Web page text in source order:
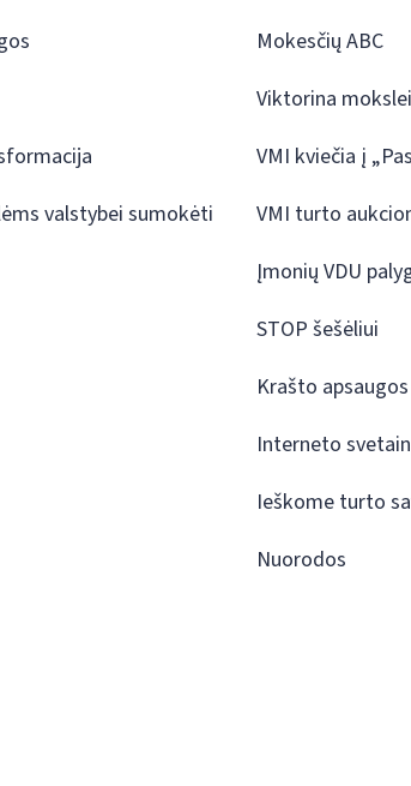
valstybei sumokėti
Mokesčių ABC
Viktorina
VMI kviečia į
VMI turto
Įmonių VDU
STOP šešėliui
Krašto
Interneto
Ieškome turto
Nuorodos